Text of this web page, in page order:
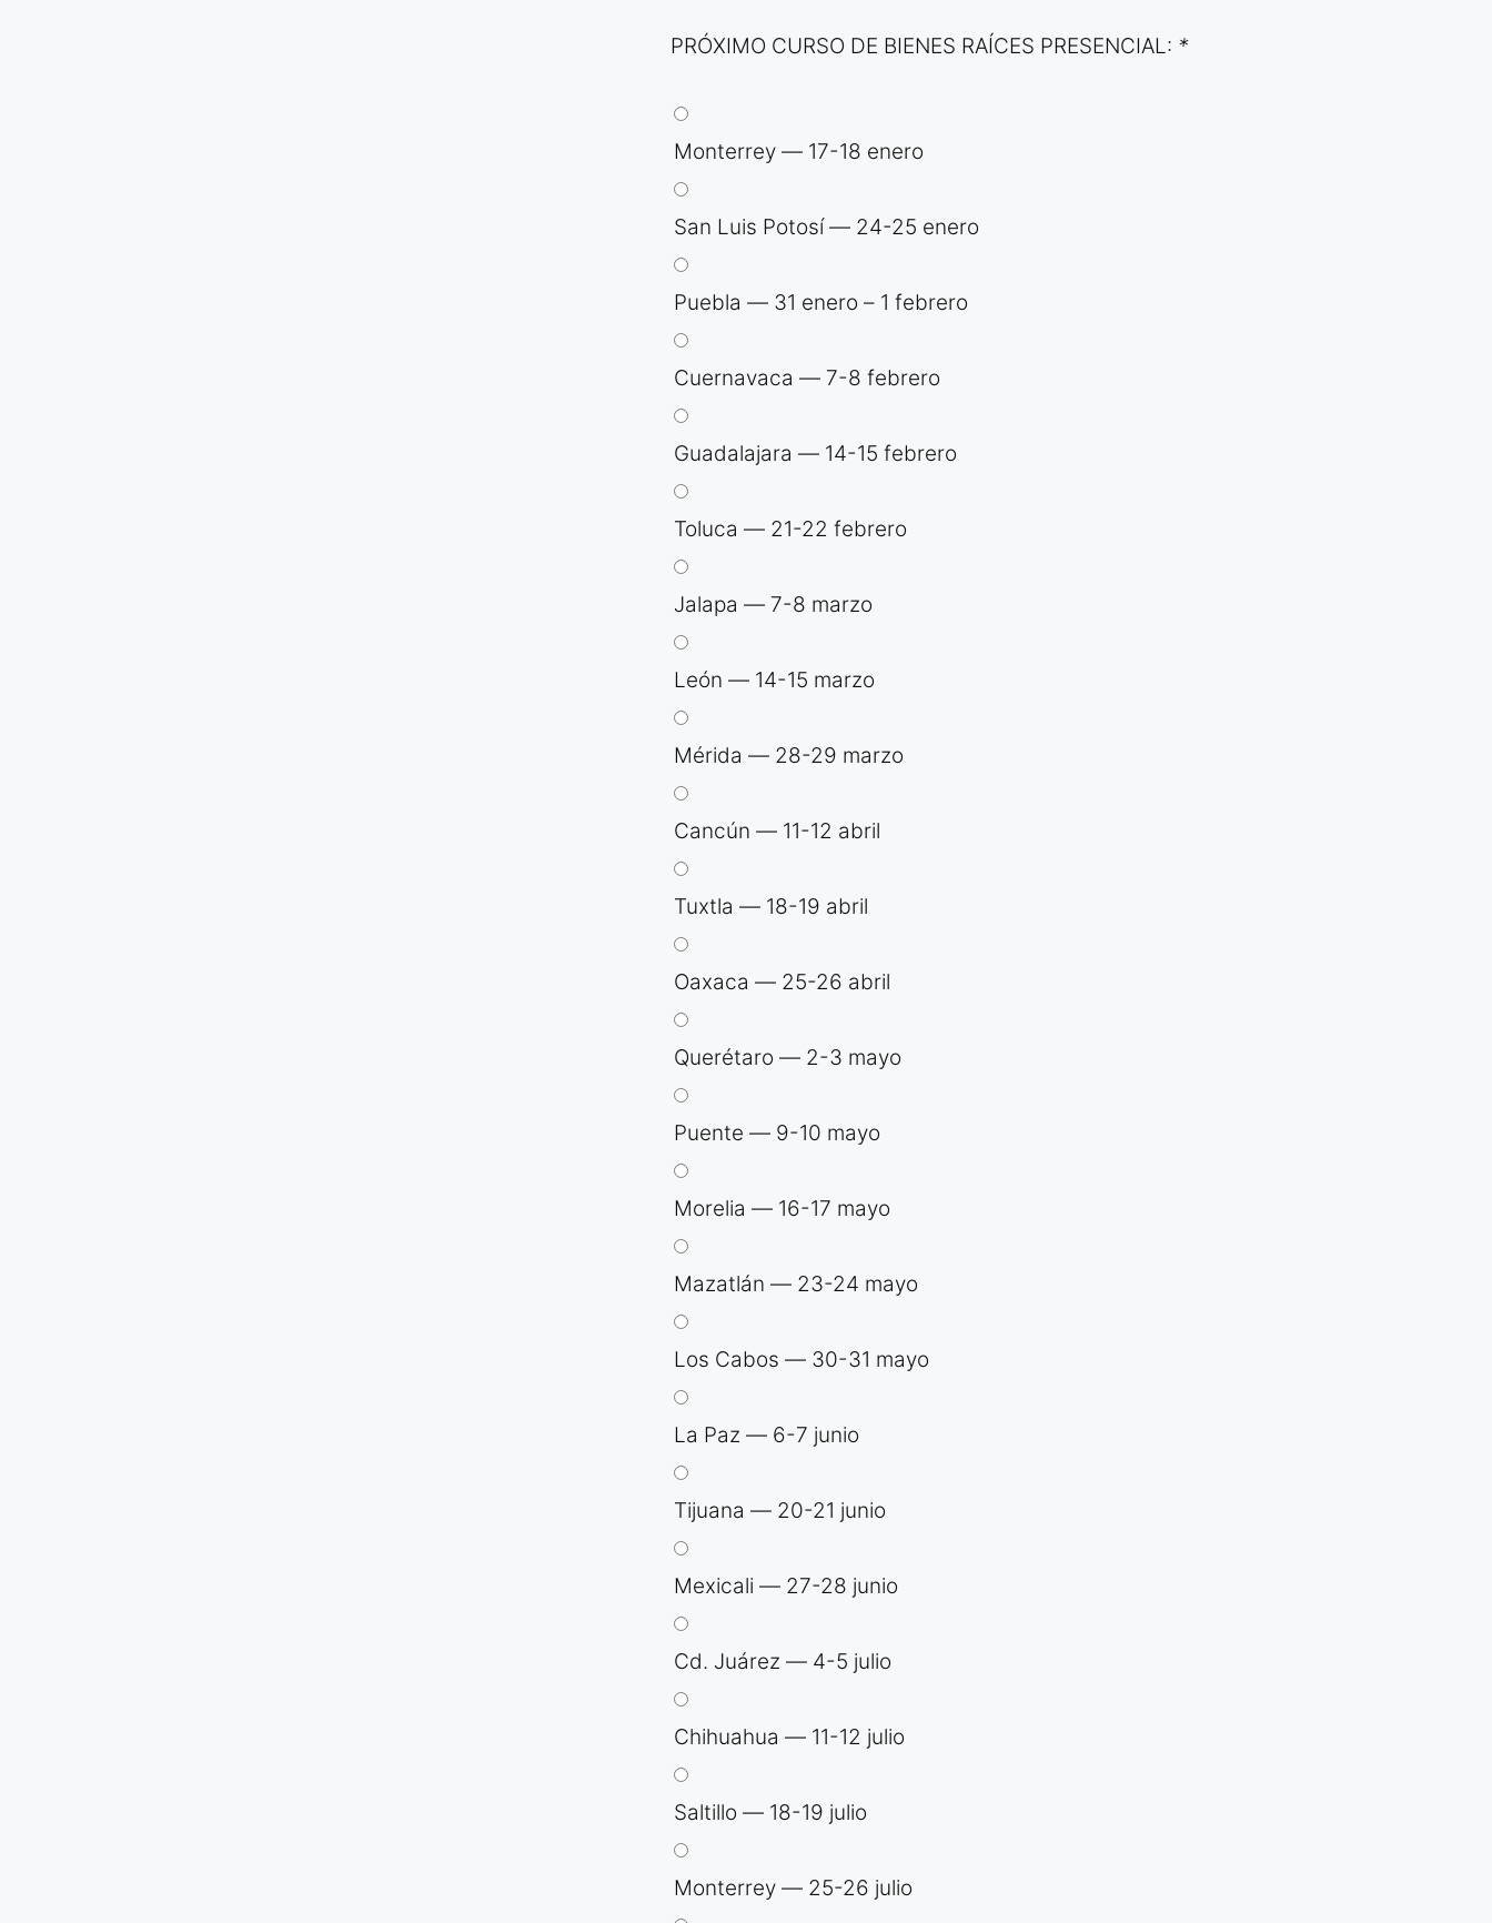
PRÓXIMO CURSO DE BIENES RAÍCES PRESENCIAL: *
Monterrey — 17-18 enero
San Luis Potosí — 24-25 enero
Puebla — 31 enero – 1 febrero
Cuernavaca — 7-8 febrero
Guadalajara — 14-15 febrero
Toluca — 21-22 febrero
Jalapa — 7-8 marzo
León — 14-15 marzo
Mérida — 28-29 marzo
Cancún — 11-12 abril
Tuxtla — 18-19 abril
Oaxaca — 25-26 abril
Querétaro — 2-3 mayo
Puente — 9-10 mayo
Morelia — 16-17 mayo
Mazatlán — 23-24 mayo
Los Cabos — 30-31 mayo
La Paz — 6-7 junio
Tijuana — 20-21 junio
Mexicali — 27-28 junio
Cd. Juárez — 4-5 julio
Chihuahua — 11-12 julio
Saltillo — 18-19 julio
Monterrey — 25-26 julio